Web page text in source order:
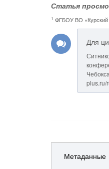
Статья
1 ФГБОУ ВО «Курский
Для
plus.ru/
Метаданные